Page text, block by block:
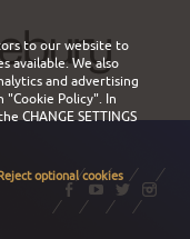
to our website to
available. We also
and advertising
"Cookie Policy". In
CHANGE SETTINGS
optional cookies